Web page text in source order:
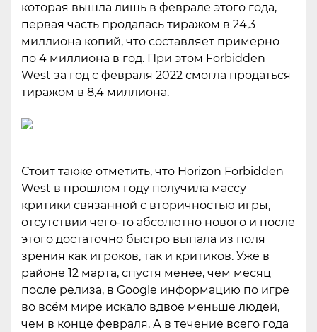
которая вышла лишь в феврале этого года,
первая часть продалась тиражом в 24,3
миллиона копий, что составляет примерно
по 4 миллиона в год. При этом Forbidden
West за год с февраля 2022 смогла продаться
тиражом в 8,4 миллиона.
Стоит также отметить, что Horizon Forbidden
West в прошлом году получила массу
критики связанной с вторичностью игры,
отсутствии чего-то абсолютно нового и после
этого достаточно быстро выпала из поля
зрения как игроков, так и критиков. Уже в
районе 12 марта, спустя менее, чем месяц
после релиза, в Google информацию по игре
во всём мире искало вдвое меньше людей,
чем в конце февраля. А в течение всего года